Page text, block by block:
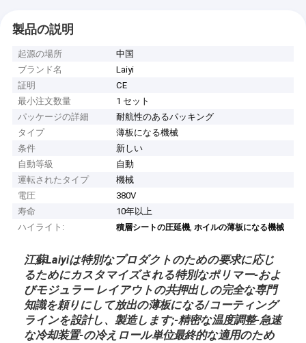
製品の説明
起源の場所
中国
ブランド名
Laiyi
証明
CE
最小注文数量
1 セット
パッケージの詳細
耐航性のあるパッキング
タイプ
薄板になる機械
条件
新しい
自動等級
自動
運転されたタイプ
機械
電圧
380V
寿命
10年以上
ハイライト:
積層シートの圧延機,ホイルの薄板になる機械
江蘇Laiyiは特別なプロダクトのための要求に応じ
るためにカスタマイズされる特別なポリマー-およ
びモジュラー レイアウトの共押出しの完全な専門
知識を頼りにして放出の薄板になる/コーティング
ラインを設計し、製造します;-精密な温度調整-急速
な冷却装置-の冷えロール単位最終的な適用のため